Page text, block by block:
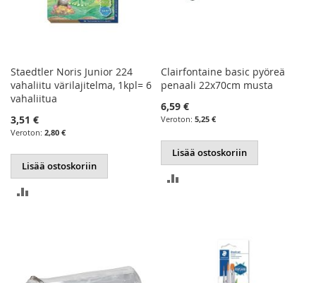
Staedtler Noris Junior 224
vahaliitu värilajitelma, 1kpl= 6
vahaliitua
3,51 €
2,80 €
Lisää ostoskoriin
Clairfontaine basic pyöreä
penaali 22x70cm musta
6,59 €
5,25 €
Lisää ostoskoriin